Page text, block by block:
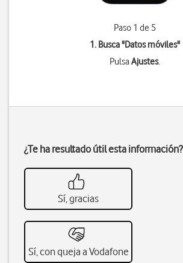
Paso 1 de 5
1. Busca "Datos móviles"
PulsaAjustes.
¿Te ha resultado útil esta información?
Sí, gracias
Sí, con queja a Vodafone